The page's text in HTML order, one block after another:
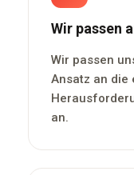
Wir passen
Wir passen
Ansatz an die
an.